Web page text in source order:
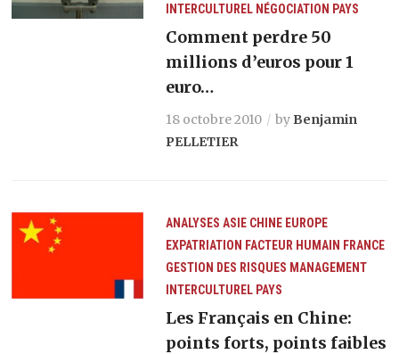
INTERCULTUREL NÉGOCIATION PAYS
Comment perdre 50
millions d’euros pour 1
euro…
18 octobre 2010 by Benjamin
PELLETIER
ANALYSES ASIE CHINE EUROPE
EXPATRIATION FACTEUR HUMAIN FRANCE
GESTION DES RISQUES MANAGEMENT
INTERCULTUREL PAYS
Les Français en Chine:
points forts, points faibles